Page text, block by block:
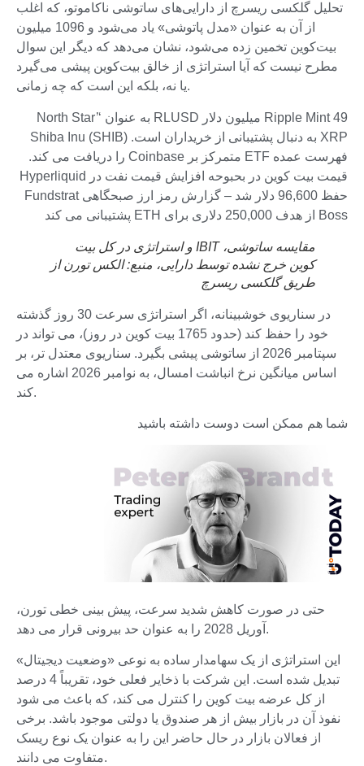
تحلیل گلکسی ریسرچ از دارایی‌های ساتوشی ناکاموتو، که اغلب
از آن به عنوان «مدل پاتوشی» یاد می‌شود و 1096 میلیون
بیت‌کوین تخمین زده می‌شود، نشان می‌دهد که دیگر این سوال
مطرح نیست که آیا استراتژی از خالق بیت‌کوین پیشی می‌گیرد
یا نه، بلکه این است که چه زمانی.
Ripple Mint 49 میلیون دلار RLUSD به عنوان ‘North Star’
XRP به دنبال پشتیبانی از خریداران است. Shiba Inu (SHIB)
فهرست عمده ETF متمرکز بر Coinbase را دریافت می کند.
قیمت بیت کوین در بحبوحه افزایش قیمت نفت در Hyperliquid
حفظ 96,600 دلار شد – گزارش رمز ارز صبحگاهی Fundstrat
Boss از هدف 250,000 دلاری برای ETH پشتیبانی می کند
مقایسه ساتوشی، IBIT و استراتژی در کل بیت
کوین خرج نشده توسط دارایی، منبع: الکس تورن از
طریق گلکسی ریسرچ
در سناریوی خوشبینانه، اگر استراتژی سرعت 30 روز گذشته
خود را حفظ کند (حدود 1765 بیت کوین در روز)، می تواند در
سپتامبر 2026 از ساتوشی پیشی بگیرد. سناریوی معتدل تر، بر
اساس میانگین نرخ انباشت امسال، به نوامبر 2026 اشاره می
کند.
شما هم ممکن است دوست داشته باشید
حتی در صورت کاهش شدید سرعت، پیش بینی خطی تورن،
آوریل 2028 را به عنوان حد بیرونی قرار می دهد.
این استراتژی از یک سهامدار ساده به نوعی «وضعیت دیجیتال»
تبدیل شده است. این شرکت با ذخایر فعلی خود، تقریباً 4 درصد
از کل عرضه بیت کوین را کنترل می کند، که باعث می شود
نفوذ آن در بازار بیش از هر صندوق یا دولتی موجود باشد. برخی
از فعالان بازار در حال حاضر این را به عنوان یک نوع ریسک
متفاوت می دانند.